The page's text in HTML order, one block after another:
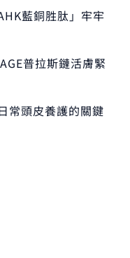
藍銅胜肽」牢牢
普拉斯鏈活膚緊
常頭皮養護的關鍵